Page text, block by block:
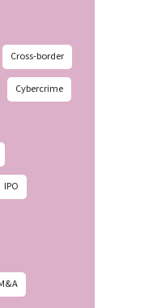
Cross-border
Cybercrime
IPO